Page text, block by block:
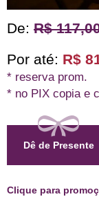
De: R$
Por até: R$
* reserva prom.
* no PIX copia e
Dê de Presente
Clique para